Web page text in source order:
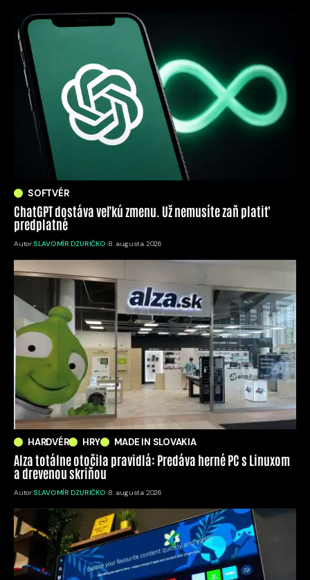
SOFTVÉR
ChatGPT dostáva veľkú zmenu. Už nemusíte zaň platiť
predplatné
Autor:SLAVOMÍR DZURIČKO 8. augusta 2026
HARDVÉR HRY MADE IN SLOVAKIA
Alza totálne otočila pravidlá: Predáva herné PC s Linuxom
a drevenou skriňou
Autor:SLAVOMÍR DZURIČKO 8. augusta 2026